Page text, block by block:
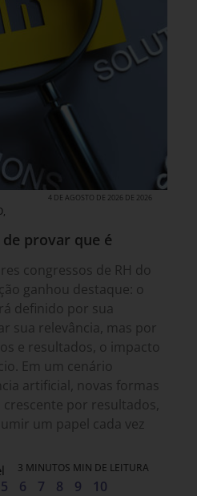
,
4 DE AGOSTO DE 2026 DE 2026
provar que é
congressos de RH do
ganhou destaque: o
definido por sua
sua relevância, mas por
e resultados, o impacto
Em um cenário
artificial, novas formas
por resultados,
um papel cada vez
3 MINUTOS MIN DE LEITURA
5 6 7 8 9 10